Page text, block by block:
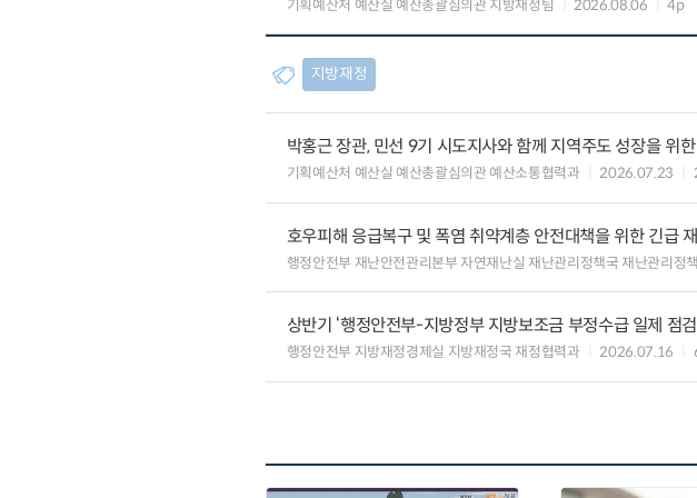
기획예산처 예산실 예산총괄심의관 지방재정팀 2026.08.06 4p
지방재정
박홍근 장관, 민선 9기 시도지사와 함께 지역주도 성장을 위
기획예산처 예산실 예산총괄심의관 예산소통협력과 2026.07.23
호우피해 응급복구 및 폭염 취약계층 안전대책을 위한 긴급
행정안전부 재난안전관리본부 자연재난실 재난관리정책국 재난관리정
상반기 ‘행정안전부-지방정부 지방보조금 부정수급 일제 점
행정안전부 지방재정경제실 지방재정국 재정협력과 2026.07.16